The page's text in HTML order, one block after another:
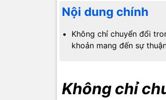
Nội dung chính
Không chỉ chuyển đổi
khoản mang đến sự
Không chỉ